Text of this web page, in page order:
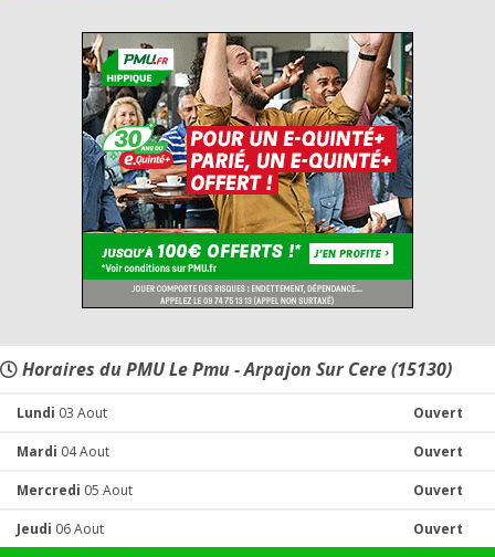
Horaires du PMU Le Pmu - Arpajon Sur Cere (15130)
Lundi 03 Aout Ouvert
Mardi 04 Aout Ouvert
Mercredi 05 Aout Ouvert
Jeudi 06 Aout Ouvert